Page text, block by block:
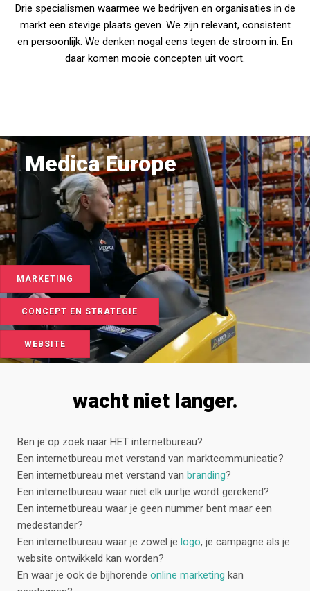
Drie specialismen waarmee we bedrijven en organisaties in de
markt een stevige plaats geven. We zijn relevant, consistent
en persoonlijk. We denken nogal eens tegen de stroom in. En
daar komen mooie concepten uit voort.
Medica Europe
MARKETING
CONCEPT EN STRATEGIE
WEBSITE
wacht niet langer.
Ben je op zoek naar HET internetbureau?
Een internetbureau met verstand van marktcommunicatie?
Een internetbureau met verstand van branding?
Een internetbureau waar niet elk uurtje wordt gerekend?
Een internetbureau waar je geen nummer bent maar een
medestander?
Een internetbureau waar je zowel je logo, je campagne als je
website ontwikkeld kan worden?
En waar je ook de bijhorende online marketing kan